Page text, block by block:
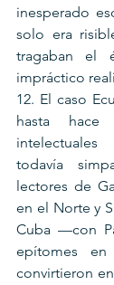
inesperado
solo era
tragaban el
impráctico
12. El caso
hasta
intelectuales
todavía
lectores de
en el Norte y
Cuba —con
epítomes
convirtieron